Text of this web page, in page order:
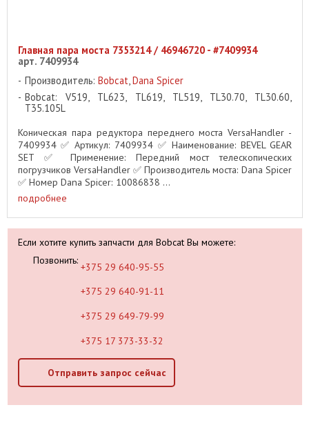
Главная пара моста 7353214 / 46946720 - #7409934
арт. 7409934
Производитель: Bobcat,Dana Spicer
Bobcat: V519, TL623, TL619, TL519, TL30.70, TL30.60,
T35.105L
Коническая пара редуктора переднего моста VersaHandler -
7409934 ✅ Артикул: 7409934 ✅ Наименование: BEVEL GEAR
SET ✅ Применение: Передний мост телескопических
погрузчиков VersaHandler ✅ Производитель моста: Dana Spicer
✅ Номер Dana Spicer: 10086838 ...
подробнее
Если хотите купить запчасти для Bobcat Вы можете:
Позвонить:
+375 29 640-95-55
+375 29 640-91-11
+375 29 649-79-99
+375 17 373-33-32
Отправить запрос сейчас